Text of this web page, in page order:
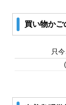
買い物かご
只